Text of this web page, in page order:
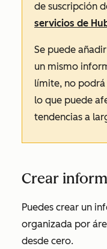
de suscripción
servicios de
Se puede
un mismo
límite, no
lo que puede
tendencias a
Crear
Puedes crear un
organizada por
desde cero.